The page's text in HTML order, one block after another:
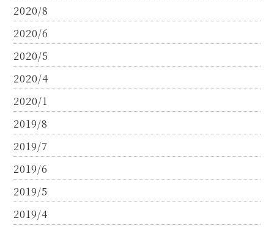
2020/8
2020/6
2020/5
2020/4
2020/1
2019/8
2019/7
2019/6
2019/5
2019/4